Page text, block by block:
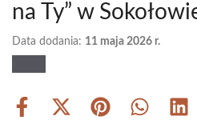
na Ty” w
Data dodania: 11 maja 2026 r.
Share
Share Share Share